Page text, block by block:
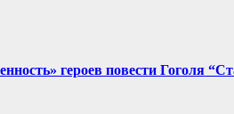
героев повести Гоголя